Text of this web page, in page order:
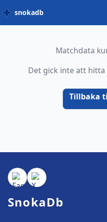
snokadb
Matchdata
Det gick inte att
Tillbaka
SnokaDb